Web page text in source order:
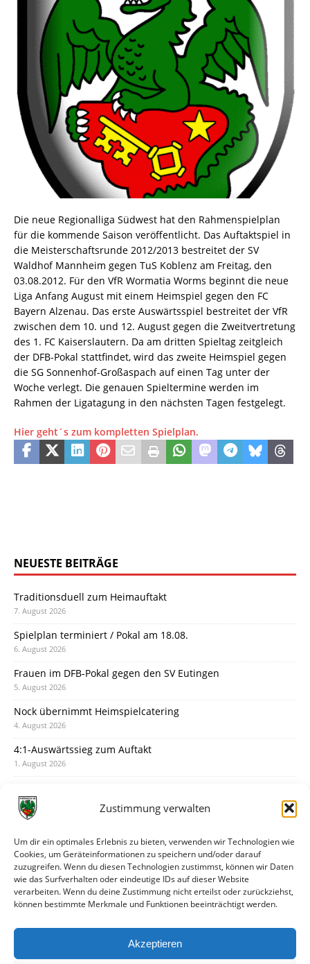
Zustimmung verwalten
Um dir ein optimales Erlebnis zu bieten, verwenden wir Technologien wie
Cookies, um Geräteinformationen zu speichern und/oder darauf
zuzugreifen. Wenn du diesen Technologien zustimmst, können wir Daten
wie das Surfverhalten oder eindeutige IDs auf dieser Website
verarbeiten. Wenn du deine Zustimmung nicht erteilst oder zurückziehst,
können bestimmte Merkmale und Funktionen beeinträchtigt werden.
Akzeptieren
Die neue Regionalliga Südwest hat den Rahmenspielplan
für die kommende Saison veröffentlicht. Das Auftaktspiel in
die Meisterschaftsrunde 2012/2013 bestreitet der SV
Waldhof Mannheim gegen TuS Koblenz am Freitag, den
03.08.2012. Für den VfR Wormatia Worms beginnt die neue
Liga Anfang August mit einem Heimspiel gegen den FC
Bayern Alzenau. Das erste Auswärtsspiel bestreitet der VfR
zwischen dem 10. und 12. August gegen die Zweitvertretung
des 1. FC Kaiserslautern. Da am dritten Spieltag zeitgleich
der DFB-Pokal stattfindet, wird das zweite Heimspiel gegen
die SG Sonnenhof-Großaspach auf einen Tag unter der
Woche verlegt. Die genauen Spieltermine werden im
Rahmen der Ligatagung in den nächsten Tagen festgelegt.
Hier geht´s zum kompletten Spielplan.
NEUESTE BEITRÄGE
Traditionsduell zum Heimauftakt
7. August 2026
Spielplan terminiert / Pokal am 18.08.
6. August 2026
Frauen im DFB-Pokal gegen den SV Eutingen
5. August 2026
Nock übernimmt Heimspielcatering
4. August 2026
4:1-Auswärtssieg zum Auftakt
1. August 2026
31. Juli 2026
30. Juli 2026
Deine Spielminute: 89+1
28. Juli 2026
Neuer Rückensponsor
Neue Podcast-Folge: So tickt Björn!
27. Juli 2026